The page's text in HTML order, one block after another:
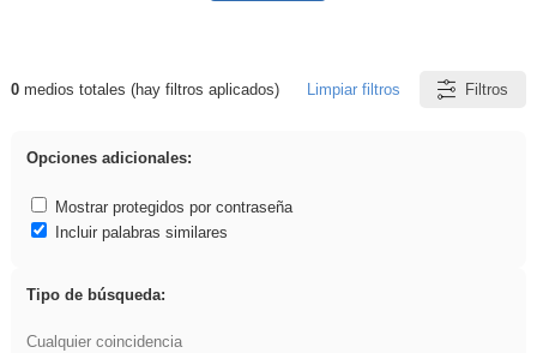
Resultados de: iessanisidro
0medios totales (hay filtros aplicados) Limpiar filtros Filtros
Opciones adicionales:
Mostrar protegidos por contraseña
Incluir palabras similares
Tipo de búsqueda:
Cualquier coincidencia